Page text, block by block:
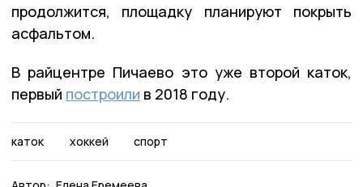
продолжится, площадку планируют покрыть
асфальтом.
В райцентре Пичаево это уже второй каток,
первый построили в 2018 году.
каток хоккей спорт